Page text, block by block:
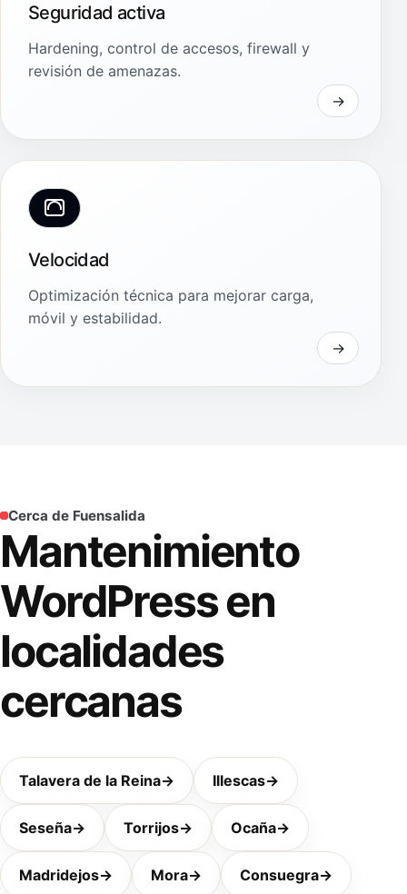
Seguridad activa
Hardening, control de accesos, firewall y
revisión de amenazas.
Velocidad
Optimización técnica para mejorar carga,
móvil y estabilidad.
Cerca de Fuensalida
Mantenimiento
WordPress en
localidades
cercanas
Talavera de la Reina→ Illescas→
Seseña→ Torrijos→ Ocaña→
Madridejos→ Mora→ Consuegra→